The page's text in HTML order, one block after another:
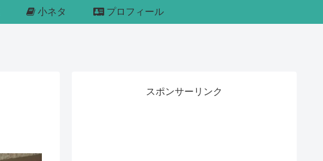
小ネタ
プロフィール
スポンサーリンク